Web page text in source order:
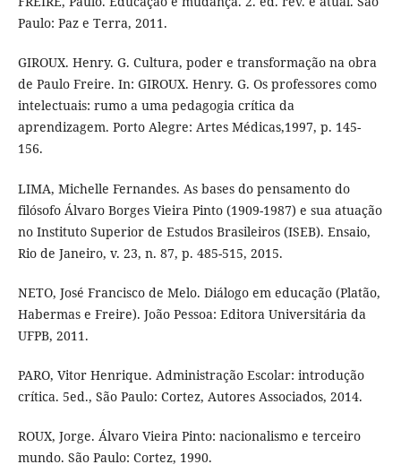
Paulo: Paz e Terra, 2011.
GIROUX. Henry. G. Cultura, poder e transformação na obra
de Paulo Freire. In: GIROUX. Henry. G. Os professores como
intelectuais: rumo a uma pedagogia crítica da
aprendizagem. Porto Alegre: Artes Médicas,1997, p. 145-
156.
LIMA, Michelle Fernandes. As bases do pensamento do
filósofo Álvaro Borges Vieira Pinto (1909-1987) e sua atuação
no Instituto Superior de Estudos Brasileiros (ISEB). Ensaio,
Rio de Janeiro, v. 23, n. 87, p. 485-515, 2015.
NETO, José Francisco de Melo. Diálogo em educação (Platão,
Habermas e Freire). João Pessoa: Editora Universitária da
UFPB, 2011.
PARO, Vitor Henrique. Administração Escolar: introdução
crítica. 5ed., São Paulo: Cortez, Autores Associados, 2014.
ROUX, Jorge. Álvaro Vieira Pinto: nacionalismo e terceiro
mundo. São Paulo: Cortez, 1990.